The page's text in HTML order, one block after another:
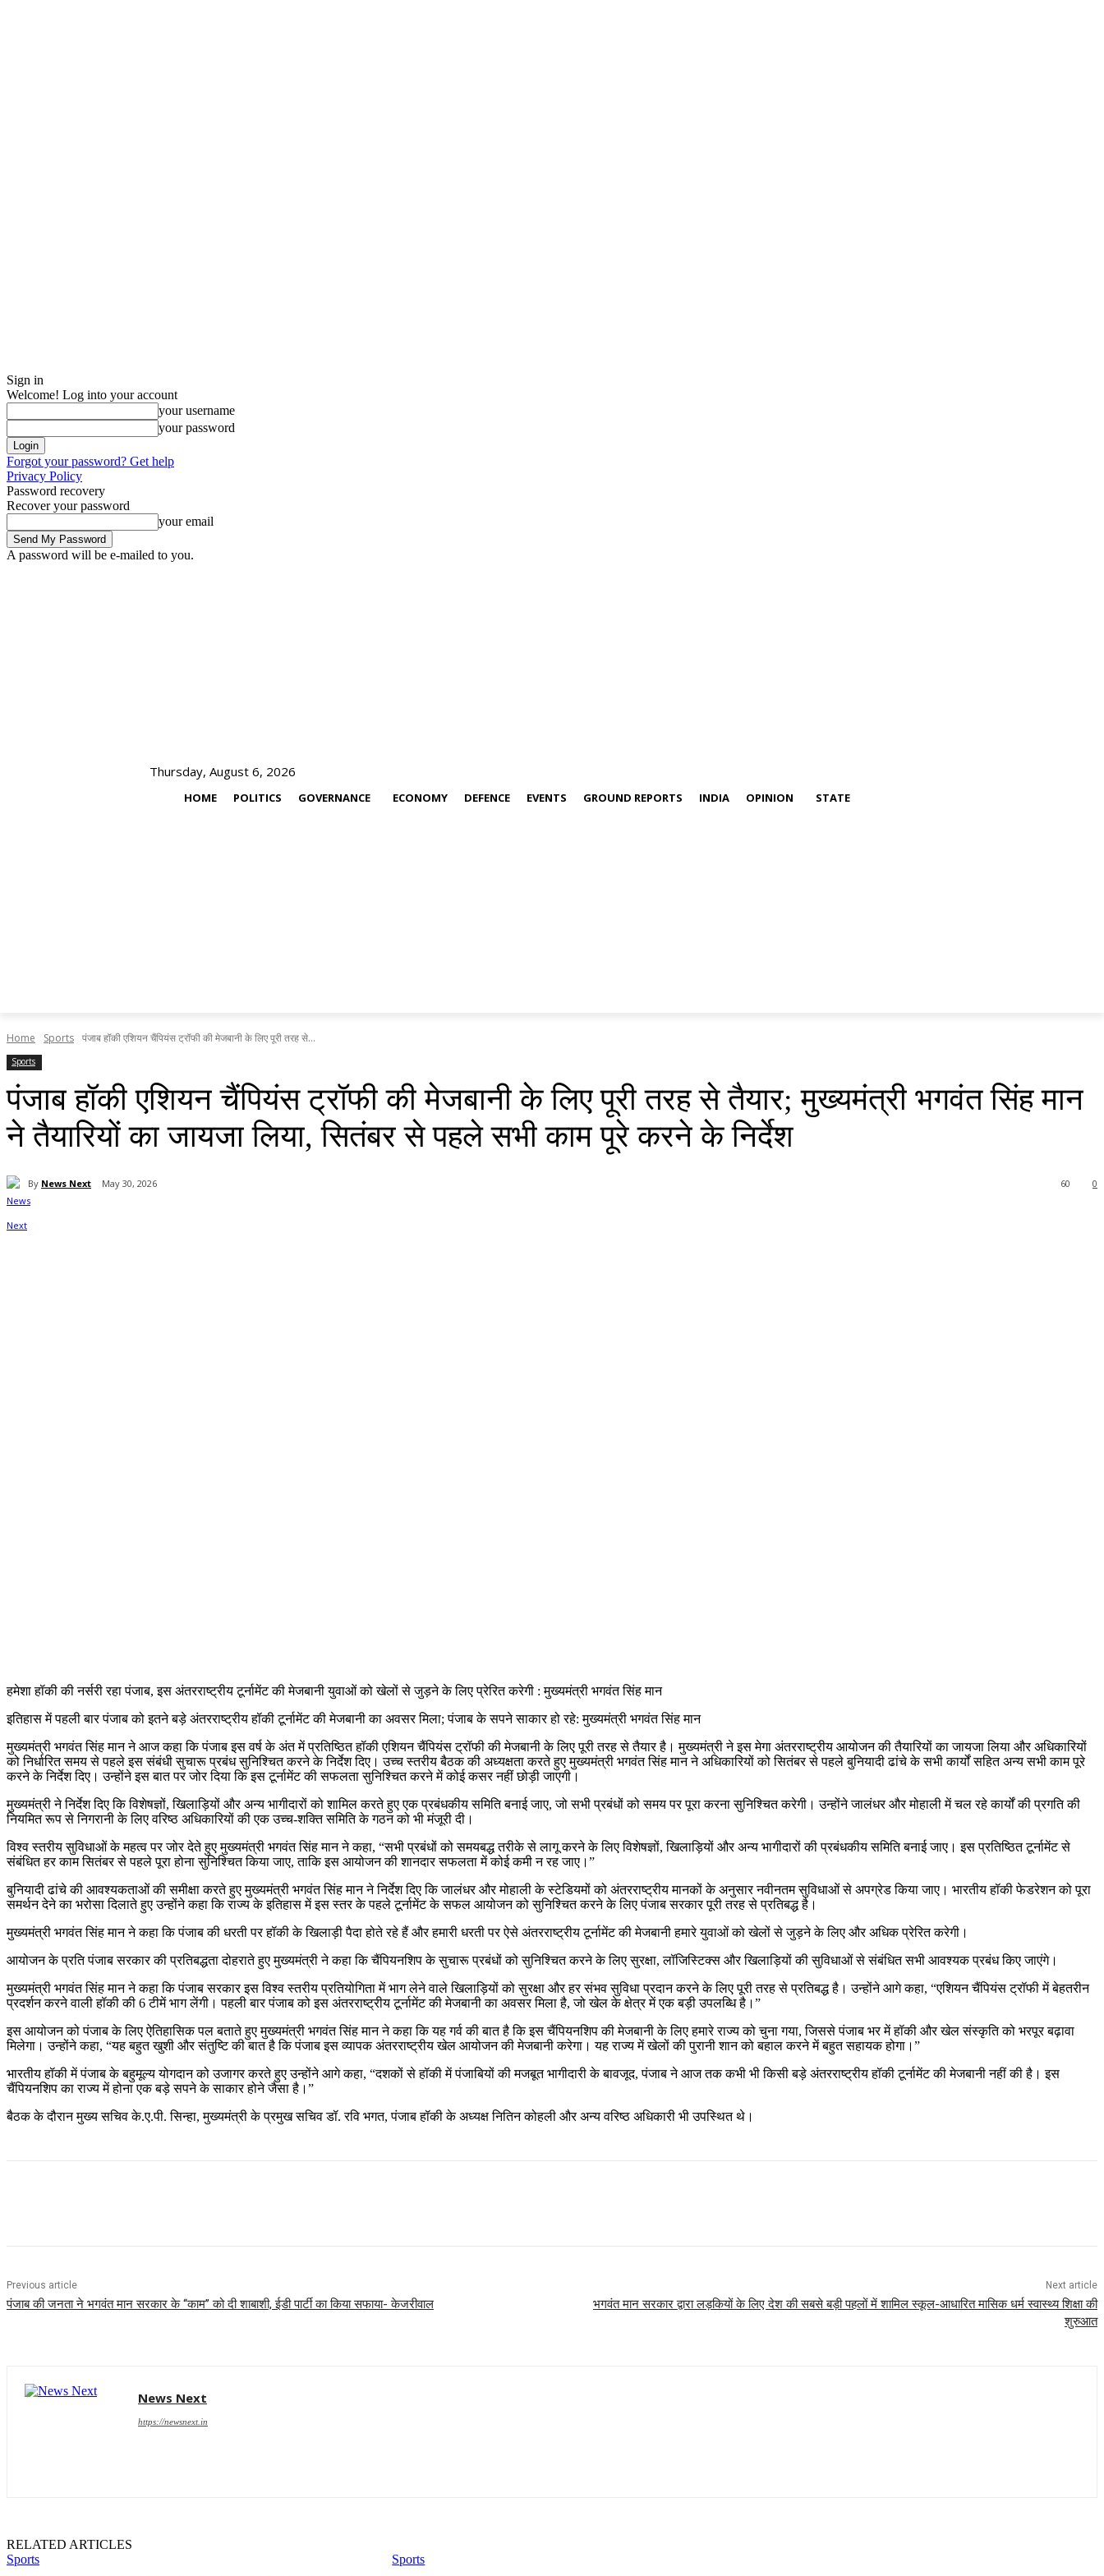
Sign in
Welcome! Log into your account
your username
your password
Forgot your password? Get help
Privacy Policy
Password recovery
Recover your password
your email
A password will be e-mailed to you.
Thursday, August 6, 2026
HOME POLITICS GOVERNANCE ECONOMY DEFENCE EVENTS GROUND REPORTS INDIA OPINION STATE
Home Sports पंजाब हॉकी एशियन चैंपियंस ट्रॉफी की मेजबानी के लिए पूरी तरह से...
Sports
पंजाब हॉकी एशियन चैंपियंस ट्रॉफी की मेजबानी के लिए पूरी तरह से तैयार; मुख्यमंत्री भगवंत सिंह मान
ने तैयारियों का जायजा लिया, सितंबर से पहले सभी काम पूरे करने के निर्देश
By News Next May 30, 2026 0
60
हमेशा हॉकी की नर्सरी रहा पंजाब, इस अंतरराष्ट्रीय टूर्नामेंट की मेजबानी युवाओं को खेलों से जुड़ने के लिए प्रेरित करेगी : मुख्यमंत्री भगवंत सिंह मान
इतिहास में पहली बार पंजाब को इतने बड़े अंतरराष्ट्रीय हॉकी टूर्नामेंट की मेजबानी का अवसर मिला; पंजाब के सपने साकार हो रहे: मुख्यमंत्री भगवंत सिंह मान
मुख्यमंत्री भगवंत सिंह मान ने आज कहा कि पंजाब इस वर्ष के अंत में प्रतिष्ठित हॉकी एशियन चैंपियंस ट्रॉफी की मेजबानी के लिए पूरी तरह से तैयार है। मुख्यमंत्री ने इस मेगा अंतरराष्ट्रीय आयोजन की तैयारियों का जायजा लिया और अधिकारियों
को निर्धारित समय से पहले इस संबंधी सुचारू प्रबंध सुनिश्चित करने के निर्देश दिए। उच्च स्तरीय बैठक की अध्यक्षता करते हुए मुख्यमंत्री भगवंत सिंह मान ने अधिकारियों को सितंबर से पहले बुनियादी ढांचे के सभी कार्यों सहित अन्य सभी काम पूरे
करने के निर्देश दिए। उन्होंने इस बात पर जोर दिया कि इस टूर्नामेंट की सफलता सुनिश्चित करने में कोई कसर नहीं छोड़ी जाएगी।
मुख्यमंत्री ने निर्देश दिए कि विशेषज्ञों, खिलाड़ियों और अन्य भागीदारों को शामिल करते हुए एक प्रबंधकीय समिति बनाई जाए, जो सभी प्रबंधों को समय पर पूरा करना सुनिश्चित करेगी। उन्होंने जालंधर और मोहाली में चल रहे कार्यों की प्रगति की
नियमित रूप से निगरानी के लिए वरिष्ठ अधिकारियों की एक उच्च-शक्ति समिति के गठन को भी मंजूरी दी।
विश्व स्तरीय सुविधाओं के महत्व पर जोर देते हुए मुख्यमंत्री भगवंत सिंह मान ने कहा, “सभी प्रबंधों को समयबद्ध तरीके से लागू करने के लिए विशेषज्ञों, खिलाड़ियों और अन्य भागीदारों की प्रबंधकीय समिति बनाई जाए। इस प्रतिष्ठित टूर्नामेंट से
संबंधित हर काम सितंबर से पहले पूरा होना सुनिश्चित किया जाए, ताकि इस आयोजन की शानदार सफलता में कोई कमी न रह जाए।”
बुनियादी ढांचे की आवश्यकताओं की समीक्षा करते हुए मुख्यमंत्री भगवंत सिंह मान ने निर्देश दिए कि जालंधर और मोहाली के स्टेडियमों को अंतरराष्ट्रीय मानकों के अनुसार नवीनतम सुविधाओं से अपग्रेड किया जाए। भारतीय हॉकी फेडरेशन को पूरा
समर्थन देने का भरोसा दिलाते हुए उन्होंने कहा कि राज्य के इतिहास में इस स्तर के पहले टूर्नामेंट के सफल आयोजन को सुनिश्चित करने के लिए पंजाब सरकार पूरी तरह से प्रतिबद्ध है।
मुख्यमंत्री भगवंत सिंह मान ने कहा कि पंजाब की धरती पर हॉकी के खिलाड़ी पैदा होते रहे हैं और हमारी धरती पर ऐसे अंतरराष्ट्रीय टूर्नामेंट की मेजबानी हमारे युवाओं को खेलों से जुड़ने के लिए और अधिक प्रेरित करेगी।
आयोजन के प्रति पंजाब सरकार की प्रतिबद्धता दोहराते हुए मुख्यमंत्री ने कहा कि चैंपियनशिप के सुचारू प्रबंधों को सुनिश्चित करने के लिए सुरक्षा, लॉजिस्टिक्स और खिलाड़ियों की सुविधाओं से संबंधित सभी आवश्यक प्रबंध किए जाएंगे।
मुख्यमंत्री भगवंत सिंह मान ने कहा कि पंजाब सरकार इस विश्व स्तरीय प्रतियोगिता में भाग लेने वाले खिलाड़ियों को सुरक्षा और हर संभव सुविधा प्रदान करने के लिए पूरी तरह से प्रतिबद्ध है। उन्होंने आगे कहा, “एशियन चैंपियंस ट्रॉफी में बेहतरीन
प्रदर्शन करने वाली हॉकी की 6 टीमें भाग लेंगी। पहली बार पंजाब को इस अंतरराष्ट्रीय टूर्नामेंट की मेजबानी का अवसर मिला है, जो खेल के क्षेत्र में एक बड़ी उपलब्धि है।”
इस आयोजन को पंजाब के लिए ऐतिहासिक पल बताते हुए मुख्यमंत्री भगवंत सिंह मान ने कहा कि यह गर्व की बात है कि इस चैंपियनशिप की मेजबानी के लिए हमारे राज्य को चुना गया, जिससे पंजाब भर में हॉकी और खेल संस्कृति को भरपूर बढ़ावा
मिलेगा। उन्होंने कहा, “यह बहुत खुशी और संतुष्टि की बात है कि पंजाब इस व्यापक अंतरराष्ट्रीय खेल आयोजन की मेजबानी करेगा। यह राज्य में खेलों की पुरानी शान को बहाल करने में बहुत सहायक होगा।”
भारतीय हॉकी में पंजाब के बहुमूल्य योगदान को उजागर करते हुए उन्होंने आगे कहा, “दशकों से हॉकी में पंजाबियों की मजबूत भागीदारी के बावजूद, पंजाब ने आज तक कभी भी किसी बड़े अंतरराष्ट्रीय हॉकी टूर्नामेंट की मेजबानी नहीं की है। इस
चैंपियनशिप का राज्य में होना एक बड़े सपने के साकार होने जैसा है।”
बैठक के दौरान मुख्य सचिव के.ए.पी. सिन्हा, मुख्यमंत्री के प्रमुख सचिव डॉ. रवि भगत, पंजाब हॉकी के अध्यक्ष नितिन कोहली और अन्य वरिष्ठ अधिकारी भी उपस्थित थे।
Previous article
पंजाब की जनता ने भगवंत मान सरकार के ‘‘काम’’ को दी शाबाशी, ईडी पार्टी का किया सफाया- केजरीवाल
Next article
भगवंत मान सरकार द्वारा लड़कियों के लिए देश की सबसे बड़ी पहलों में शामिल स्कूल-आधारित मासिक धर्म स्वास्थ्य शिक्षा की
शुरुआत
News Next
https://newsnext.in
RELATED ARTICLES
Sports
Sports